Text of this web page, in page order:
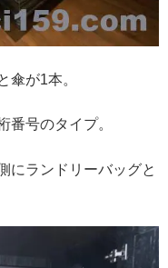
傘が1本。
番号のタイプ。
にランドリーバッグと